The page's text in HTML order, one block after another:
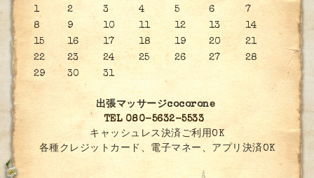
1
2 3 4 5 6
7
8
9 10 11 12 13
14
15
16 17 18 19 20
21
22
23 24 25 26 27
28
29
30 31
出張マッサージcocorone
TEL 080-5632-5533
キャッシュレス決済ご利用OK
各種クレジットカード、電子マネー、アプリ決済OK